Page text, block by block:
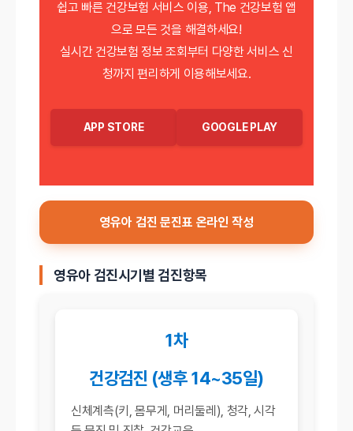
쉽고 빠른 건강보험 서비스 이용, The 건강보험 앱
으로 모든 것을 해결하세요!
실시간 건강보험 정보 조회부터 다양한 서비스 신
청까지 편리하게 이용해보세요.
APP STORE GOOGLE PLAY
영유아 검진 문진표 온라인 작성
영유아 검진시기별 검진항목
1차
건강검진 (생후 14~35일)
신체계측(키, 몸무게, 머리둘레), 청각, 시각